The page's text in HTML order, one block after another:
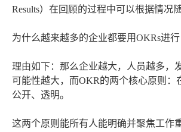
Results）在回顾的过程中可以根据情况
为什么越来越多的企业都要用OKRs进
理由如下：那么企业越大，人员越多，
可能性越大，而OKR的两个核心原则：
公开、透明。
这两个原则能所有人能明确并聚焦工作